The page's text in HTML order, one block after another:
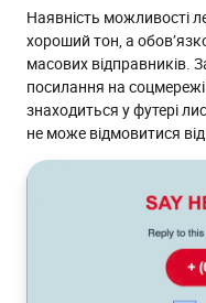
Наявність можливості
хороший тон, а
масових відправників.
посилання на
знаходиться у футері
не може відмовитися